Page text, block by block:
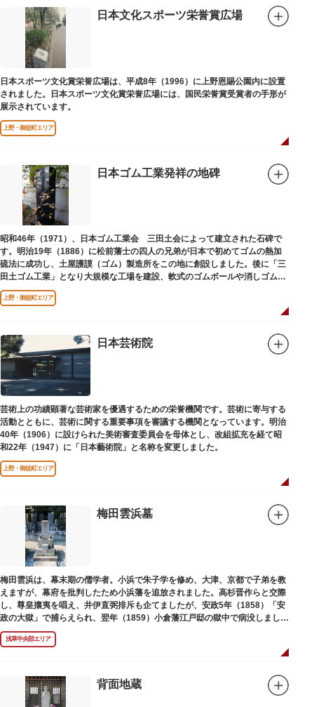
日本文化スポーツ栄誉賞広場
日本スポーツ文化賞栄誉広場は、平成8年（1996）に上野恩賜公園内に設置
されました。日本スポーツ文化賞栄誉広場には、国民栄誉賞受賞者の手形が
展示されています。
上野・御徒町エリア
日本ゴム工業発祥の地碑
昭和46年（1971）、日本ゴム工業会 三田土会によって建立された石碑で
す。明治19年（1886）に松前藩士の四人の兄弟が日本で初めてゴムの熱加
硫法に成功し、土屋護謨（ゴム）製造所をこの地に創設しました。後に「三
田土ゴム工業」となり大規模な工場を建設、軟式のゴムボールや消しゴムな
ど新しいゴム製品を次々に開発しました。
上野・御徒町エリア
日本芸術院
芸術上の功績顕著な芸術家を優遇するための栄誉機関です。芸術に寄与する
活動とともに、芸術に関する重要事項を審議する機関となっています。明治
40年（1906）に設けられた美術審査委員会を母体とし、改組拡充を経て昭
和22年（1947）に「日本藝術院」と名称を変更しました。
上野・御徒町エリア
梅田雲浜墓
梅田雲浜は、幕末期の儒学者。小浜で朱子学を修め、大津、京都で子弟を教
えますが、幕府を批判したため小浜藩を追放されました。高杉晋作らと交際
し、尊皇攘夷を唱え、井伊直弼排斥も企てましたが、安政5年（1858）「安
政の大獄」で捕らえられ、翌年（1859）小倉藩江戸邸の獄中で病没しまし
た。お墓は海禅寺（かいぜんじ）にあります。
浅草中央部エリア
背面地蔵